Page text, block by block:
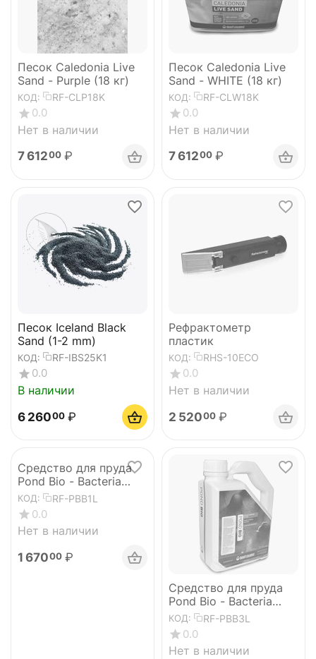
Песок Caledonia Live
Sand - Purple (18 кг)
КОД: RF-CLP18K
0.0
Нет в наличии
7 61200 ₽
Песок Caledonia Live
Sand - WHITE (18 кг)
КОД: RF-CLW18K
0.0
Нет в наличии
7 61200 ₽
Песок Iceland Black
Sand (1-2 mm)
КОД: RF-IBS25K1
0.0
В наличии
6 26000 ₽
Рефрактометр
пластик
КОД: RHS-10ECO
0.0
Нет в наличии
2 52000 ₽
Средство для пруда
Pond Bio - Bacteria
Feeder 1л
КОД: RF-PBB1L
0.0
Нет в наличии
1 67000 ₽
Средство для пруда
Pond Bio - Bacteria
Feeder 3л
КОД: RF-PBB3L
0.0
Нет в наличии